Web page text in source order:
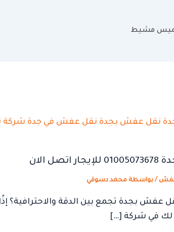
مشيط
الان
/ بواسطة محمد دسوقي
بجدة تجمع بين الدقة والاحترافية؟
لك في شركة […]